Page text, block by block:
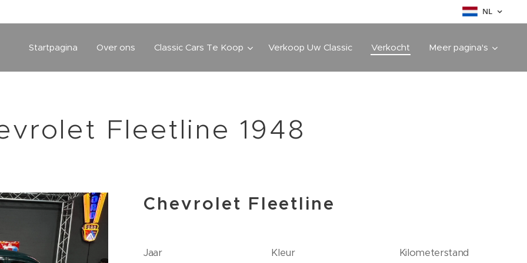
NL
Startpagina Over ons Classic Cars Te Koop Verkoop Uw Classic Verkocht Meer pagina's
Fleetline 1948
Chevrolet Fleetline
Jaar Kleur Kilometerstand